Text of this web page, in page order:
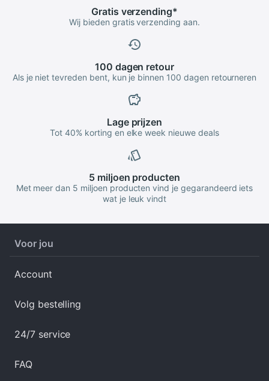
Gratis verzending*
Wij bieden gratis verzending aan.
100 dagen retour
Als je niet tevreden bent, kun je binnen 100 dagen retourneren
Lageprijzen
Tot 40% korting en elke week nieuwe deals
5 miljoen producten
Met meer dan 5 miljoen producten vind je gegarandeerd iets
wat je leuk vindt
Voor jou
Account
Volg bestelling
24/7 service
FAQ